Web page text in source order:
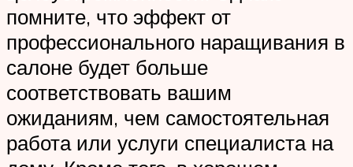
помните, что эффект от
профессионального наращивания в
салоне будет больше
соответствовать вашим
ожиданиям, чем самостоятельная
работа или услуги специалиста на